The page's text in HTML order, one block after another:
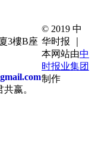
3樓B座
嬴。
© 2019 中
华时报 ｜
本网站由中
时报业集团
制作